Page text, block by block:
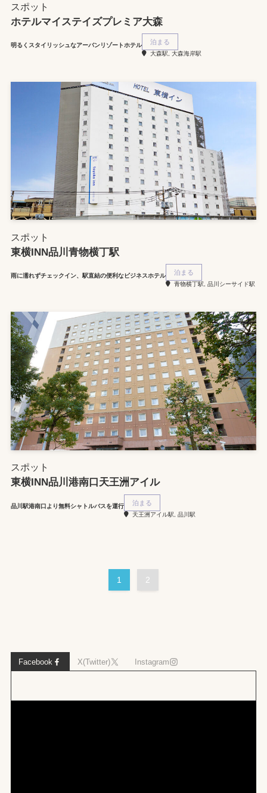
スポット
ホテルマイステイズプレミア大森
明るくスタイリッシュなアーバンリゾートホテル 泊まる
大森駅, 大森海岸駅
スポット
東横INN品川青物横丁駅
雨に濡れずチェックイン、駅直結の便利なビジネスホテル 泊まる
青物横丁駅, 品川シーサイド駅
スポット
東横INN品川港南口天王洲アイル
品川駅港南口より無料シャトルバスを運行 泊まる
天王洲アイル駅, 品川駅
1 2
Facebook X(Twitter) Instagram